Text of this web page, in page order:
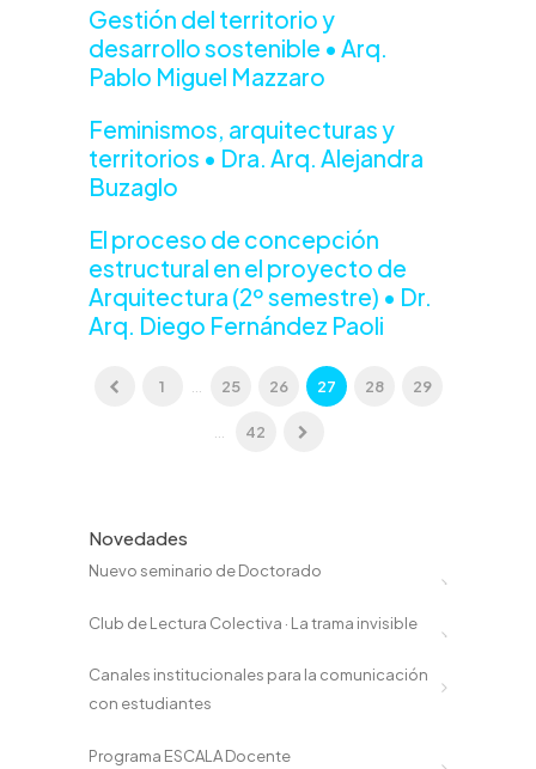
Gestión del territorio y
desarrollo sostenible • Arq.
Pablo Miguel Mazzaro
Feminismos, arquitecturas y
territorios • Dra. Arq. Alejandra
Buzaglo
El proceso de concepción
estructural en el proyecto de
Arquitectura (2º semestre) • Dr.
Arq. Diego Fernández Paoli
1 25 26 27 28 29
42
Novedades
Nuevo seminario de Doctorado
Club de Lectura Colectiva · La trama invisible
Canales institucionales para la comunicación
con estudiantes
Programa ESCALA Docente